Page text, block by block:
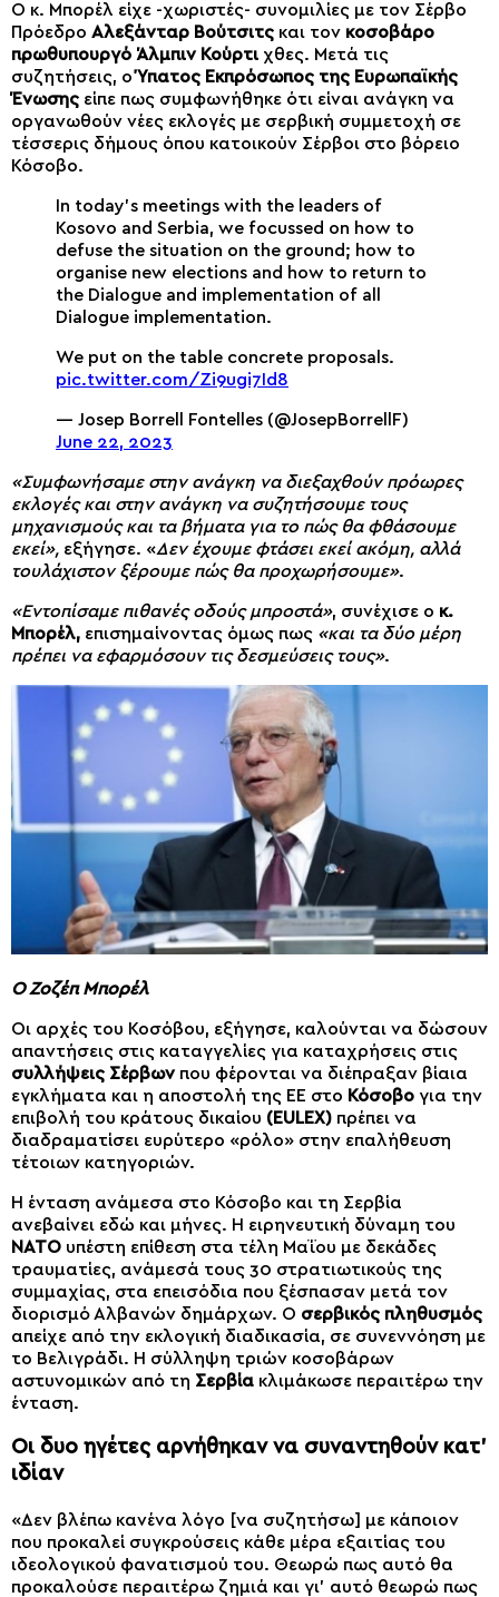
Ο κ. Μπορέλ είχε -χωριστές- συνομιλίες με τον Σέρβο
Πρόεδρο Αλεξάνταρ Βούτσιτς και τον κοσοβάρο
πρωθυπουργό Άλμπιν Κούρτι χθες. Μετά τις
συζητήσεις, οΎπατος Εκπρόσωπος της Ευρωπαϊκής
Ένωσης είπε πως συμφωνήθηκε ότι είναι ανάγκη να
οργανωθούν νέες εκλογές με σερβική συμμετοχή σε
τέσσερις δήμους όπου κατοικούν Σέρβοι στο βόρειο
Κόσοβο.
In today’s meetings with the leaders of
Kosovo and Serbia, we focussed on how to
defuse the situation on the ground; how to
organise new elections and how to return to
the Dialogue and implementation of all
Dialogue implementation.
We put on the table concrete proposals.
pic.twitter.com/Zi9ugi7Id8
— Josep Borrell Fontelles (@JosepBorrellF)
June 22, 2023
«Συμφωνήσαμε στην ανάγκη να διεξαχθούν πρόωρες
εκλογές και στην ανάγκη να συζητήσουμε τους
μηχανισμούς και τα βήματα για το πώς θα φθάσουμε
εκεί», εξήγησε. «Δεν έχουμε φτάσει εκεί ακόμη, αλλά
τουλάχιστον ξέρουμε πώς θα προχωρήσουμε».
«Εντοπίσαμε πιθανές οδούς μπροστά», συνέχισε ο κ.
Μπορέλ, επισημαίνοντας όμως πως «και τα δύο μέρη
πρέπει να εφαρμόσουν τις δεσμεύσεις τους».
Ο Ζοζέπ Μπορέλ
Οι αρχές του Κοσόβου, εξήγησε, καλούνται να δώσουν
απαντήσεις στις καταγγελίες για καταχρήσεις στις
συλλήψεις Σέρβωνπου φέρονται να διέπραξαν βίαια
εγκλήματα και η αποστολή της ΕΕ στο Κόσοβο για την
επιβολή του κράτους δικαίου (EULEX) πρέπει να
διαδραματίσει ευρύτερο «ρόλο» στην επαλήθευση
τέτοιων κατηγοριών.
Η ένταση ανάμεσα στο Κόσοβο και τη Σερβία
ανεβαίνει εδώ και μήνες. Η ειρηνευτική δύναμη του
NATO υπέστη επίθεση στα τέλη Μαΐου με δεκάδες
τραυματίες, ανάμεσά τους 30 στρατιωτικούς της
συμμαχίας, στα επεισόδια που ξέσπασαν μετά τον
διορισμό Αλβανών δημάρχων. Ο σερβικός πληθυσμός
απείχε από την εκλογική διαδικασία, σε συνεννόηση με
το Βελιγράδι. Η σύλληψη τριών κοσοβάρων
αστυνομικών από τη Σερβία κλιμάκωσε περαιτέρω την
ένταση.
Οι δυο ηγέτες αρνήθηκαν να συναντηθούν κατ’
ιδίαν
«Δεν βλέπω κανένα λόγο [να συζητήσω] με κάποιον
που προκαλεί συγκρούσεις κάθε μέρα εξαιτίας του
ιδεολογικού φανατισμού του. Θεωρώ πως αυτό θα
προκαλούσε περαιτέρω ζημιά και γι’ αυτό θεωρώ πως